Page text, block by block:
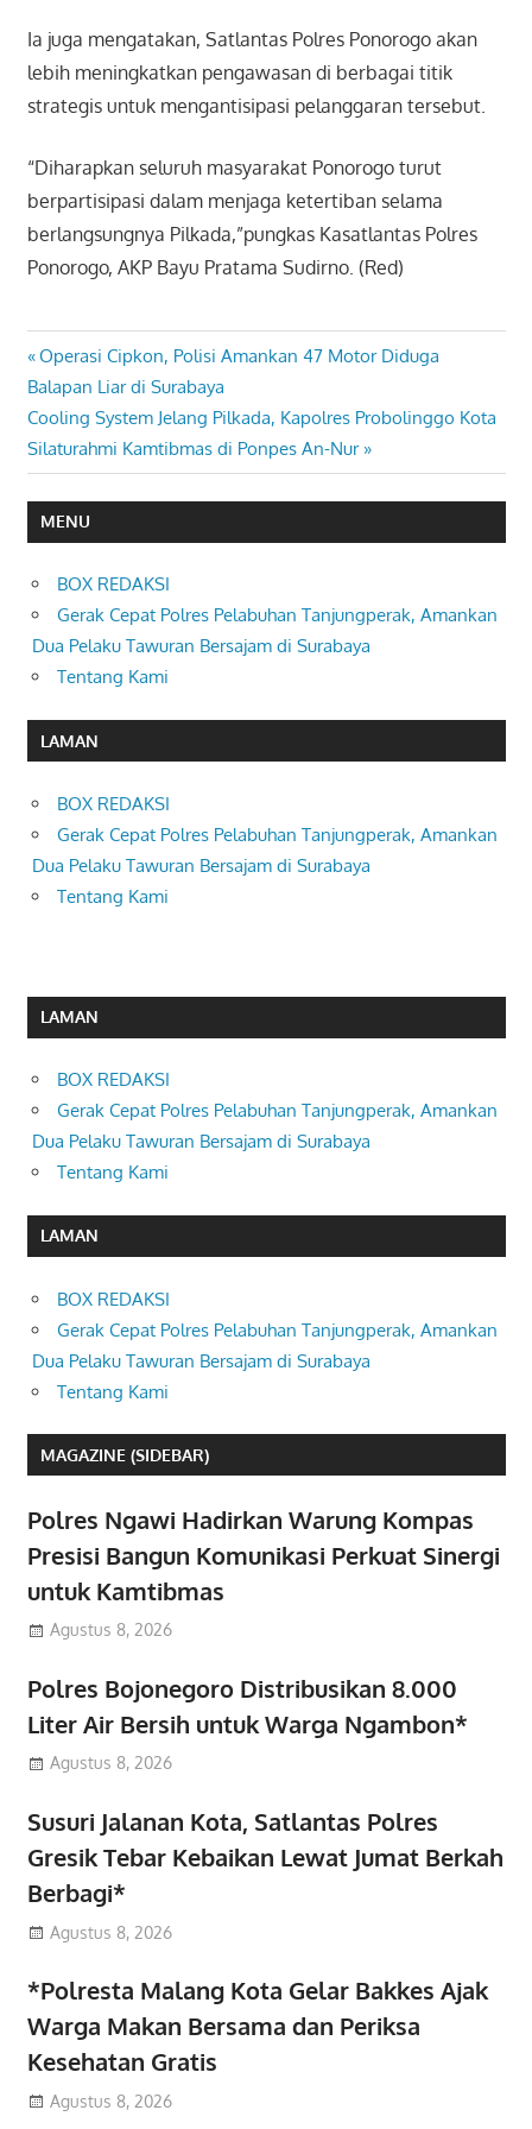
Ia juga mengatakan, Satlantas Polres Ponorogo akan
lebih meningkatkan pengawasan di berbagai titik
strategis untuk mengantisipasi pelanggaran tersebut.
“Diharapkan seluruh masyarakat Ponorogo turut
berpartisipasi dalam menjaga ketertiban selama
berlangsungnya Pilkada,”pungkas Kasatlantas Polres
Ponorogo, AKP Bayu Pratama Sudirno. (Red)
Navigasi
pos
Previous
Post:
Operasi Cipkon, Polisi Amankan 47 Motor Diduga
Balapan Liar di Surabaya
Next
Post:
Cooling System Jelang Pilkada, Kapolres Probolinggo Kota
Silaturahmi Kamtibmas di Ponpes An-Nur
MENU
BOX REDAKSI
Gerak Cepat Polres Pelabuhan Tanjungperak, Amankan
Dua Pelaku Tawuran Bersajam di Surabaya
Tentang Kami
LAMAN
BOX REDAKSI
Gerak Cepat Polres Pelabuhan Tanjungperak, Amankan
Dua Pelaku Tawuran Bersajam di Surabaya
Tentang Kami
LAMAN
BOX REDAKSI
Gerak Cepat Polres Pelabuhan Tanjungperak, Amankan
Dua Pelaku Tawuran Bersajam di Surabaya
Tentang Kami
LAMAN
BOX REDAKSI
Gerak Cepat Polres Pelabuhan Tanjungperak, Amankan
Dua Pelaku Tawuran Bersajam di Surabaya
Tentang Kami
MAGAZINE (SIDEBAR)
Polres Ngawi Hadirkan Warung Kompas
Presisi Bangun Komunikasi Perkuat Sinergi
untuk Kamtibmas
Agustus 8, 2026
Polres Bojonegoro Distribusikan 8.000
Liter Air Bersih untuk Warga Ngambon*
Agustus 8, 2026
Susuri Jalanan Kota, Satlantas Polres
Gresik Tebar Kebaikan Lewat Jumat Berkah
Berbagi*
Agustus 8, 2026
*Polresta Malang Kota Gelar Bakkes Ajak
Warga Makan Bersama dan Periksa
Kesehatan Gratis
Agustus 8, 2026